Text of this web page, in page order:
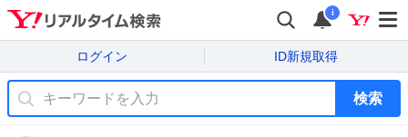
i
ログイン ID新規取得
検索